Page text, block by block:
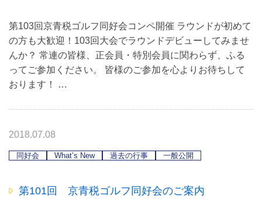
第103回京青税ゴルフ同好会コンペ開催 ラウンドが初めて
の方も大歓迎！103回大会でラウンドデビューしてみませ
んか？ 常連の皆様、正会員・特別会員に関わらず、ふる
ってご参加ください。 皆様のご参加を心よりお待ちして
おります！ …
2018.07.08
同好会 What’s New 過去の行事 一般公開
第101回 京青税ゴルフ同好会のご案内